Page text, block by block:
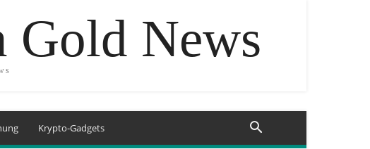
News
Krypto-Gadgets